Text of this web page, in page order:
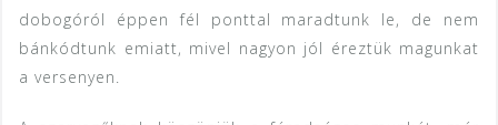
dobogóról éppen fél ponttal maradtunk le, de nem
bánkódtunk emiatt, mivel nagyon jól éreztük magunkat
a versenyen.